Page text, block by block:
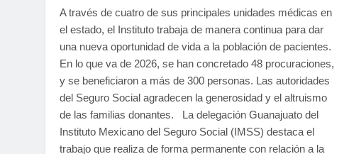
A través de cuatro de sus principales unidades médicas en
el estado, el Instituto trabaja de manera continua para dar
una nueva oportunidad de vida a la población de pacientes.
En lo que va de 2026, se han concretado 48 procuraciones,
y se beneficiaron a más de 300 personas. Las autoridades
del Seguro Social agradecen la generosidad y el altruismo
de las familias donantes. La delegación Guanajuato del
Instituto Mexicano del Seguro Social (IMSS) destaca el
trabajo que realiza de forma permanente con relación a la